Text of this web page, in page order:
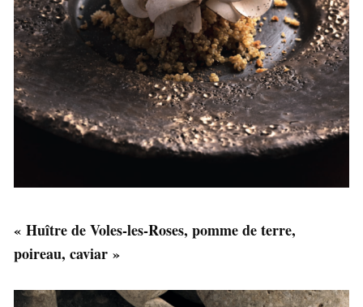
« Huître de Voles-les-Roses, pomme de terre,
poireau, caviar »